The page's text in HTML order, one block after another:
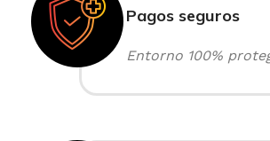
Pagos seguros
Entorno 100%